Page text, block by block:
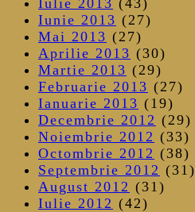
Iunie 2013 (27)
Mai 2013 (27)
Aprilie 2013 (30)
Martie 2013 (29)
Februarie 2013 (27)
Ianuarie 2013 (19)
Decembrie 2012 (29)
Noiembrie 2012 (33)
Octombrie 2012 (38)
Septembrie 2012 (31)
August 2012 (31)
Iulie 2012 (42)